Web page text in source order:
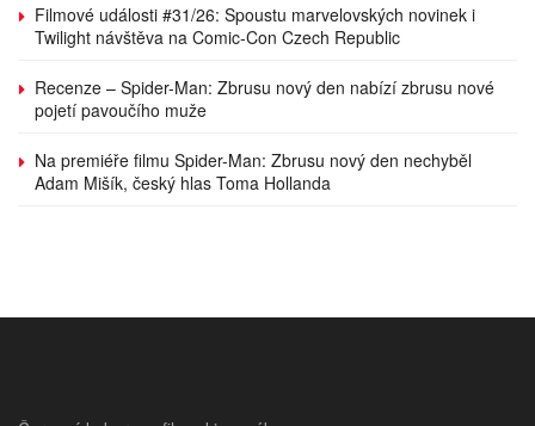
Filmové události #31/26: Spoustu marvelovských novinek i
Twilight návštěva na Comic-Con Czech Republic
Recenze – Spider-Man: Zbrusu nový den nabízí zbrusu nové
pojetí pavoučího muže
Na premiéře filmu Spider-Man: Zbrusu nový den nechyběl
Adam Mišík, český hlas Toma Hollanda